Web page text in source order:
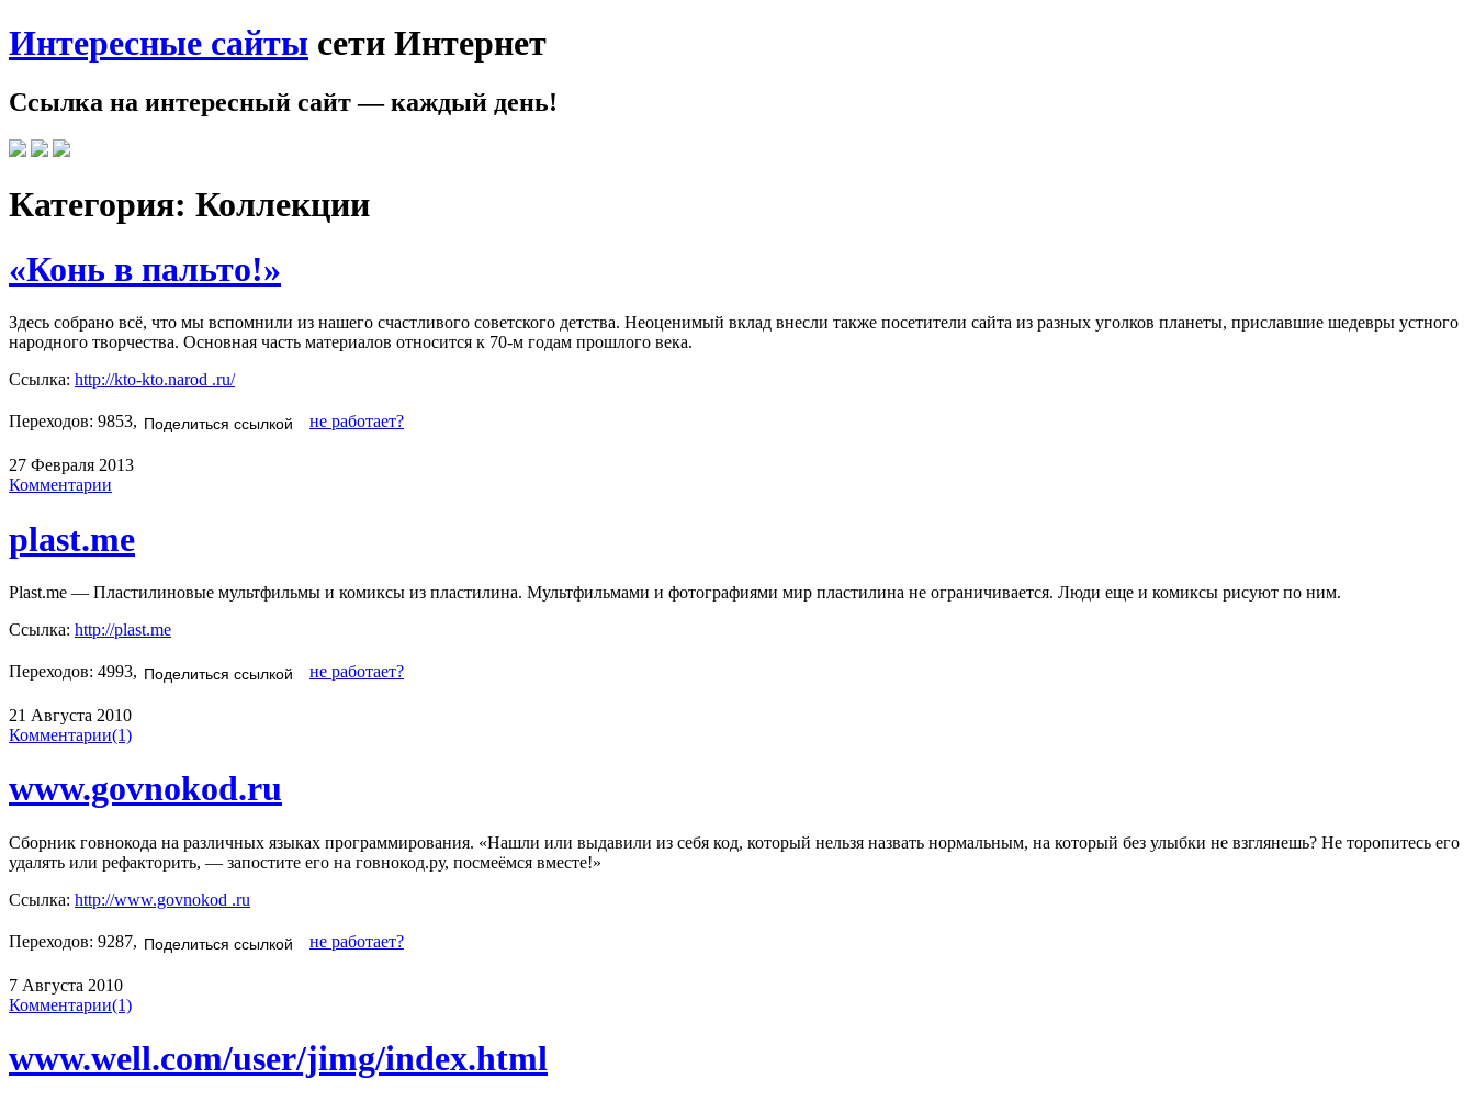
Интересные сайты сети Интернет
Ссылка на интересный сайт— каждый день!
Категория: Коллекции
«Конь в пальто!»
Здесь собрано всё, что мы вспомнили из нашего счастливого советского детства. Неоценимый вклад внесли также посетители сайта из разных уголков планеты, приславшие шедевры устного
народного творчества. Основная часть материалов относится к 70-м годам прошлого века.
Ссылка: http://kto-kto.narod .ru/
Переходов: 9853, Поделиться ссылкой не работает?
27 Февраля 2013
Комментарии
plast.me
Plast.me — Пластилиновые мультфильмы и комиксы из пластилина. Мультфильмами и фотографиями мир пластилина не ограничивается. Люди еще и комиксы рисуют по ним.
Ссылка: http://plast.me
Переходов: 4993, Поделиться ссылкой не работает?
21 Августа 2010
Комментарии(1)
www.govnokod.ru
Сборник говнокода на различных языках программирования. «Нашли или выдавили из себя код, который нельзя назвать нормальным, на который без улыбки не взглянешь? Не торопитесь его
удалять или рефакторить, — запостите его на говнокод.ру, посмеёмся вместе!»
Ссылка: http://www.govnokod .ru
Переходов: 9287, Поделиться ссылкой не работает?
7 Августа 2010
Комментарии(1)
www.well.com/user/jimg/index.html